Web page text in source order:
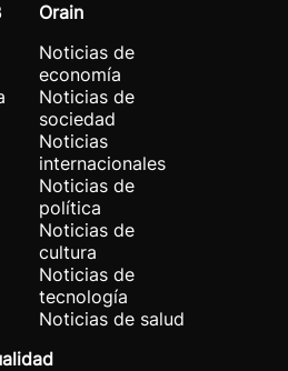
Orain
Noticias de
economía
Noticias de
sociedad
Noticias
internacionales
Noticias de
política
Noticias de
cultura
Noticias de
tecnología
Noticias de salud